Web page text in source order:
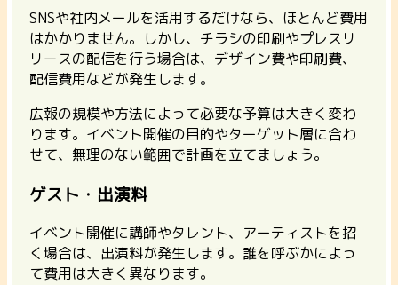
SNSや社内メールを活用するだけなら、ほとんど費用
はかかりません。しかし、 チラシの印刷やプレスリ
リースの配信を行う場合は、デザイン費や印刷費、
配信費用などが発生します。
広報の規模や方法によって必要な予算は大きく変わ
ります。イベント開催の目的やターゲット層に合わ
せて、無理のない範囲で計画を立てましょう。
ゲスト・出演料
イベント開催に講師やタレント、アーティストを招
く場合は、出演料が発生します。誰を呼ぶかによっ
て費用は大きく異なります。